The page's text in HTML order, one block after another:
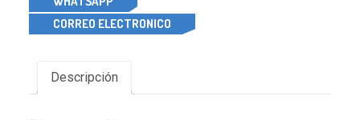
CORREO ELECTRONICO
Descripción